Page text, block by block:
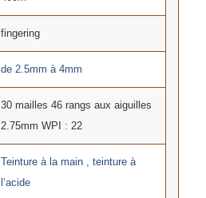
fingering
de 2.5mm à 4mm
30 mailles 46 rangs aux aiguilles
2.75mm WPI : 22
Teinture à la main , teinture à
l’acide